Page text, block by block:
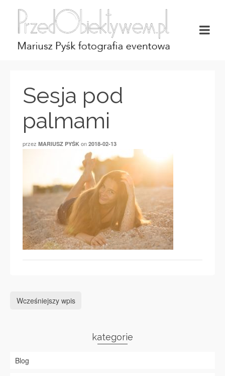
Sesja pod
palmami
przez MARIUSZ PYŚK on 2018-02-13
Wcześniejszy wpis
kategorie
Blog